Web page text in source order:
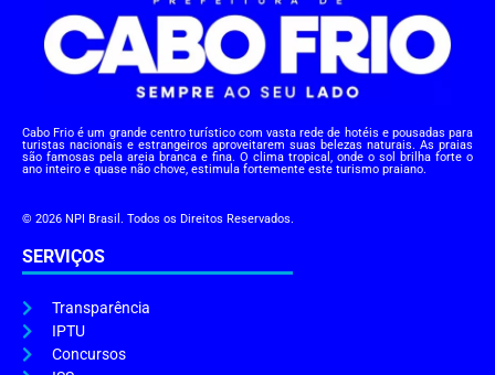
Cabo Frio é um grande centro turístico com vasta rede de hotéis e pousadas para
turistas nacionais e estrangeiros aproveitarem suas belezas naturais. As praias
são famosas pela areia branca e fina. O clima tropical, onde o sol brilha forte o
ano inteiro e quase não chove, estimula fortemente este turismo praiano.
© 2026 NPI Brasil. Todos os Direitos Reservados.
SERVIÇOS
Transparência
IPTU
Concursos